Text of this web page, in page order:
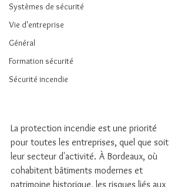
Systèmes de sécurité
Vie d'entreprise
Général
Formation sécurité
Sécurité incendie
La protection incendie est une priorité
pour toutes les entreprises, quel que soit
leur secteur d'activité. À Bordeaux, où
cohabitent bâtiments modernes et
patrimoine historique, les risques liés aux